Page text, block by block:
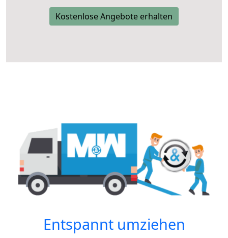
Kostenlose Angebote erhalten
Entspannt umziehen